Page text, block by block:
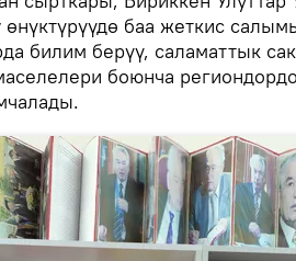
өнүктүрүүдө баа жеткис
билим берүү, саламаттык
боюнча